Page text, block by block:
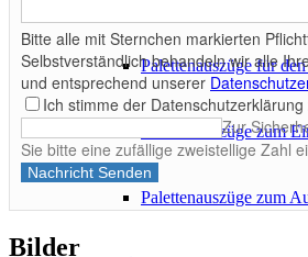
Palettenauszüge für
Palettenauszüge zum
Palettenauszüge zum
Bitte alle mit Sternchen markierten
Selbstverständlich behandeln wir alle
und entsprechend unserer
Ich stimme der Datenschutzerklärung
Zur
Sie bitte eine zufällige zweistellige Zahl
Nachricht Senden
Bilder